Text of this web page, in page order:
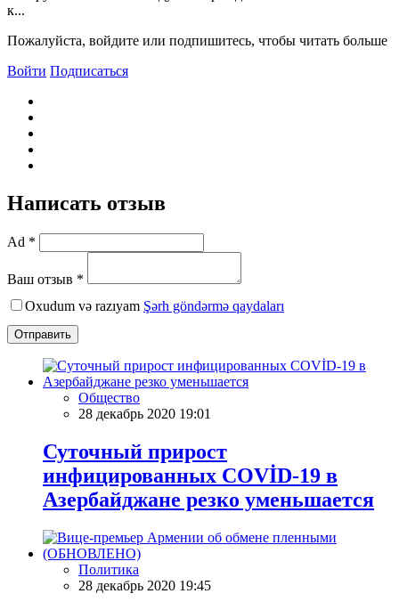
к...
Пожалуйста, войдите или подпишитесь, чтобы читать больше
Войти Подписаться
Написать отзыв
Ad *
Ваш отзыв *
Oxudum və razıyam Şərh göndərmə qaydaları
Отправить
Общество
28 декабрь 2020 19:01
Суточный прирост
инфицированных COVİD-19 в
Азербайджане резко уменьшается
Политика
28 декабрь 2020 19:45